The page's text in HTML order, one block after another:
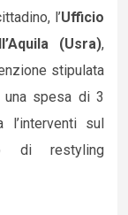
l’Ufficio
(Usra),
stipulata
spesa di 3
sul
di restyling